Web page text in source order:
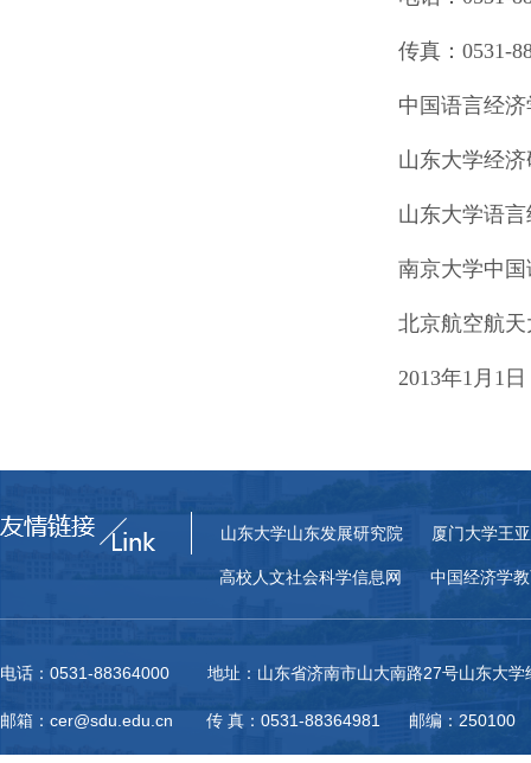
传真：0531-
中国语言经
山东大学经
山东大学语
南京大学中
北京航空航
2013年1月1日
山东大学山东发展研究院 厦门大学王
高校人文社会科学信息网 中国经济学
电话：0531-88364000 地址：山东省济南市山大南路27号山东大学
邮箱：cer@sdu.edu.cn 传 真：0531-88364981 邮编：250100